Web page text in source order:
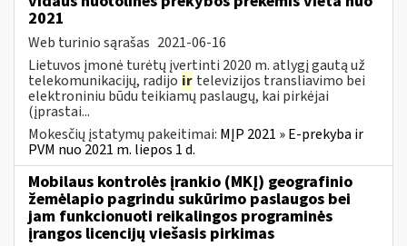
2021
Web turinio sąrašas 2021-06-16
Lietuvos įmonė turėtų įvertinti 2020 m. atlygį gautą už
telekomunikacijų, radijo ir televizijos transliavimo bei
elektroniniu būdu teikiamų paslaugų, kai pirkėjai
(įprastai...
Mokesčių įstatymų pakeitimai: MĮP 2021 » E-prekyba ir
PVM nuo 2021 m. liepos 1 d.
Mobilaus kontrolės įrankio (MKĮ) geografinio
žemėlapio pagrindu sukūrimo paslaugos bei
jam funkcionuoti reikalingos programinės
įrangos licencijų viešasis pirkimas